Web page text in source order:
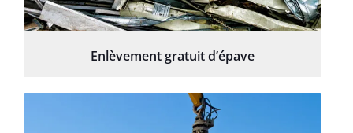
Enlèvement gratuit d’épave